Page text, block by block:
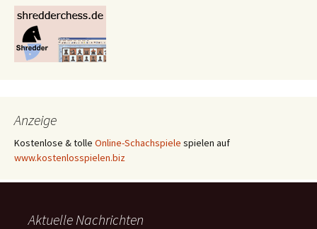
Anzeige
Kostenlose & tolle Online-Schachspiele spielen auf
www.kostenlosspielen.biz
Aktuelle Nachrichten